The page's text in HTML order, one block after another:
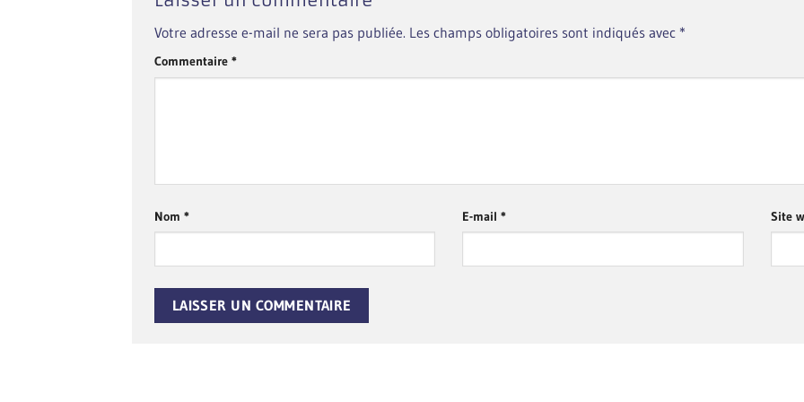
Votre adresse e-mail ne sera pas publiée. Les champs obligatoires sont indiqués avec *
Commentaire *
Nom * E-mail* Site